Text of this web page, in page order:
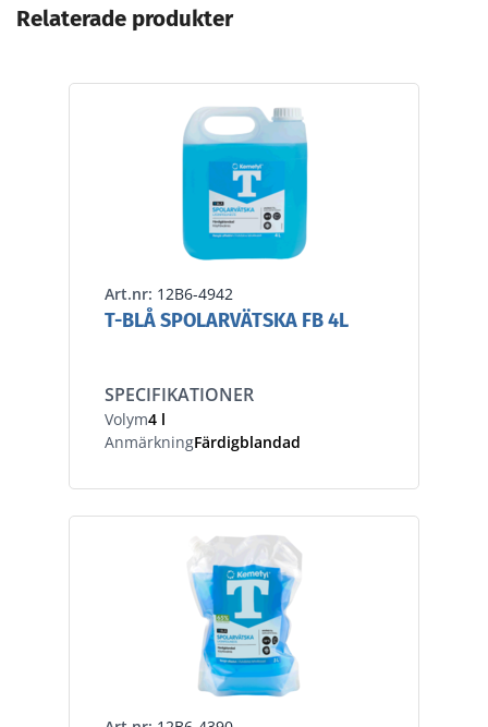
Relaterade produkter
Art.nr: 12B6-4942
T-BLÅ SPOLARVÄTSKA FB 4L
SPECIFIKATIONER
Volym4 l
AnmärkningFärdigblandad